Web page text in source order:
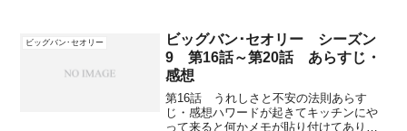
ードはジミーがいるバーに飲みに行って
ジミーと会うが、向こう...
ビッグバン･セオリー
ビッグバン･セオリー シーズン
9 第16話～第20話 あらすじ・
感想
第16話 うれしさと不安の法則あらす
じ・感想ハワードが起きてキッチンにや
って来ると何かメモが貼り付けてあり、